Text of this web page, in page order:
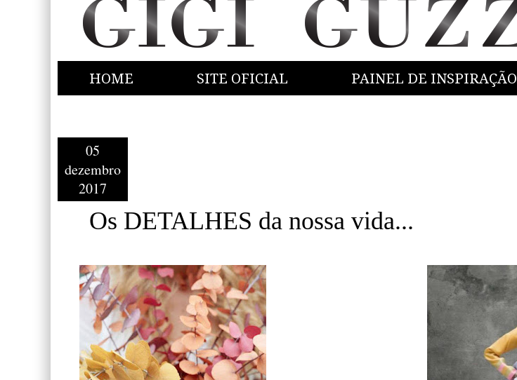
HOME SITE OFICIAL PAINEL DE INSPIRAÇÃO
05
dezembro
2017
Os DETALHES da nossa vida...